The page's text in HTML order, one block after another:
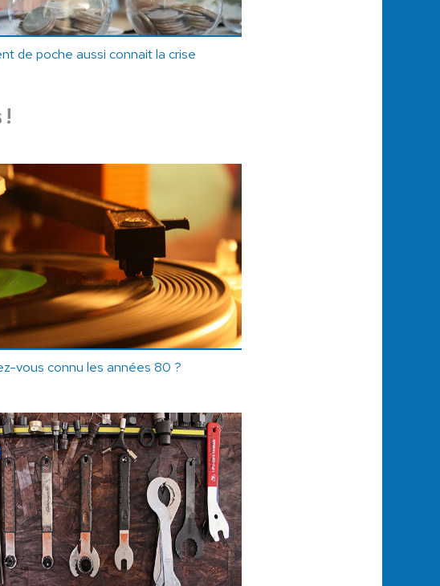
de poche aussi connait la crise
!
vous connu les années 80 ?